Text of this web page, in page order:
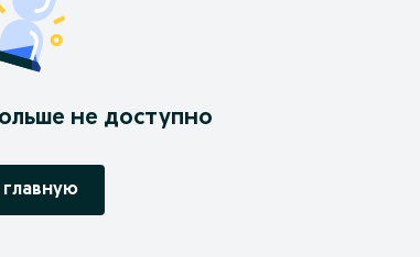
не доступно
главную